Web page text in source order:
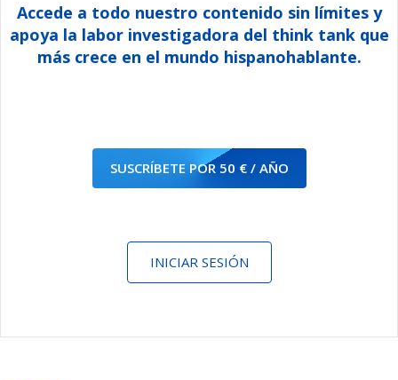
Accede a todo nuestro contenido sin límites y
apoya la labor investigadora del think tank que
más crece en el mundo hispanohablante.
SUSCRÍBETE POR 50 € / AÑO
INICIAR SESIÓN